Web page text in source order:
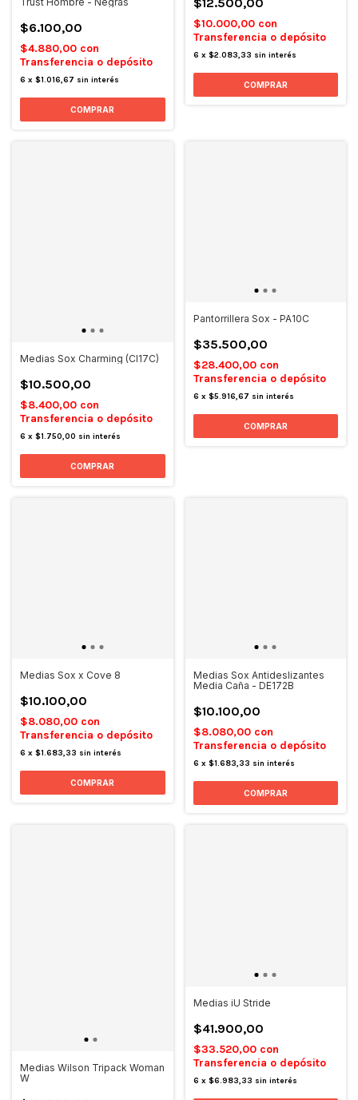
$6.100,00
$4.880,00 con
Transferencia o depósito
6 x $1.016,67 sin interés
$10.000,00 con
Transferencia o depósito
6 x $2.083,33 sin interés
COMPRAR
Medias Sox Charming (CI17C)
$10.500,00
$8.400,00 con
Transferencia o depósito
6 x $1.750,00 sin interés
COMPRAR
Pantorrillera Sox - PA10C
$35.500,00
$28.400,00 con
Transferencia o depósito
6 x $5.916,67 sin interés
COMPRAR
Medias Sox x Cove 8
$10.100,00
$8.080,00 con
Transferencia o depósito
6 x $1.683,33 sin interés
COMPRAR
Medias Sox Antideslizantes
Media Caña - DE172B
$10.100,00
$8.080,00 con
Transferencia o depósito
6 x $1.683,33 sin interés
COMPRAR
Medias Wilson Tripack Woman
W
Medias iU Stride
$41.900,00
$33.520,00 con
Transferencia o depósito
6 x $6.983,33 sin interés